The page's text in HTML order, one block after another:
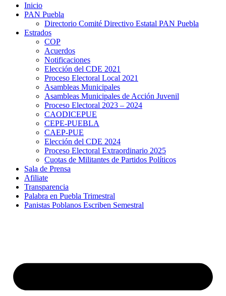
Inicio
PAN Puebla
Directorio Comité Directivo Estatal PAN Puebla
Estrados
COP
Acuerdos
Notificaciones
Elección del CDE 2021
Proceso Electoral Local 2021
Asambleas Municipales
Asambleas Municipales de Acción Juvenil
Proceso Electoral 2023 – 2024
CAODICEPUE
CEPE-PUEBLA
CAEP-PUE
Elección del CDE 2024
Proceso Electoral Extraordinario 2025
Cuotas de Militantes de Partidos Políticos
Sala de Prensa
Afiliate
Transparencia
Palabra en Puebla Trimestral
Panistas Poblanos Escriben Semestral